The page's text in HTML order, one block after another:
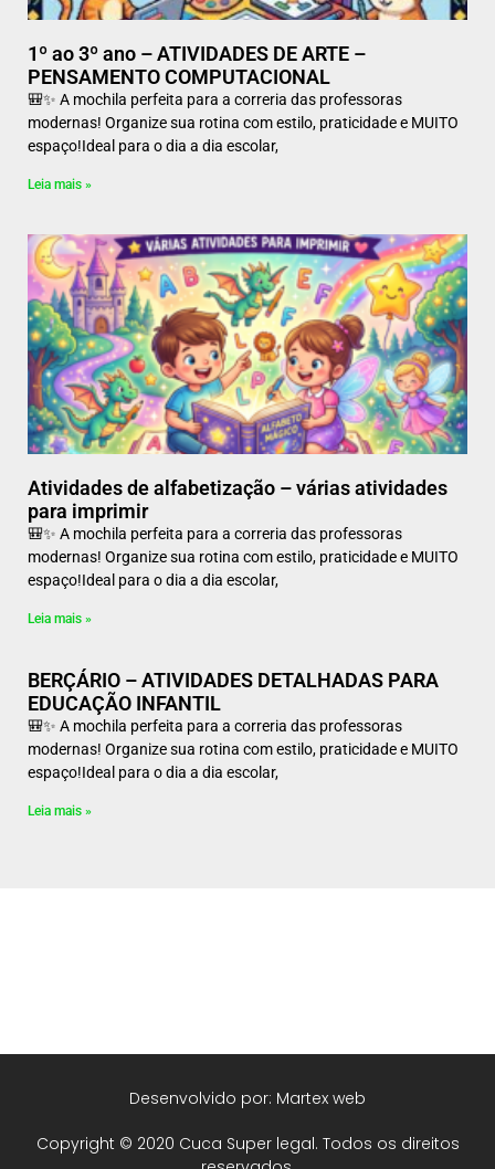
1º ao 3º ano – ATIVIDADES DE ARTE –
PENSAMENTO COMPUTACIONAL
🎒✨ A mochila perfeita para a correria das professoras
modernas! Organize sua rotina com estilo, praticidade e MUITO
espaço!Ideal para o dia a dia escolar,
Leia mais »
Atividades de alfabetização – várias atividades
para imprimir
🎒✨ A mochila perfeita para a correria das professoras
modernas! Organize sua rotina com estilo, praticidade e MUITO
espaço!Ideal para o dia a dia escolar,
Leia mais »
BERÇÁRIO – ATIVIDADES DETALHADAS PARA
EDUCAÇÃO INFANTIL
🎒✨ A mochila perfeita para a correria das professoras
modernas! Organize sua rotina com estilo, praticidade e MUITO
espaço!Ideal para o dia a dia escolar,
Leia mais »
Copyright © 2020 Cuca Super legal. Todos os direitos
Desenvolvido por: Martex web